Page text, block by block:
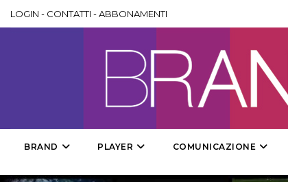
LOGIN - CONTATTI -ABBONAMENTI
BRAND PLAYER COMUNICAZIONE